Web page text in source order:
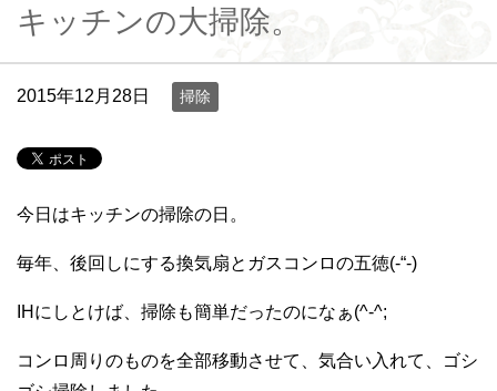
キッチンの大掃除。
2015年12月28日 掃除
今日はキッチンの掃除の日。
毎年、後回しにする換気扇とガスコンロの五徳(-“-)
IHにしとけば、掃除も簡単だったのになぁ(^-^;
コンロ周りのものを全部移動させて、気合い入れて、ゴシ